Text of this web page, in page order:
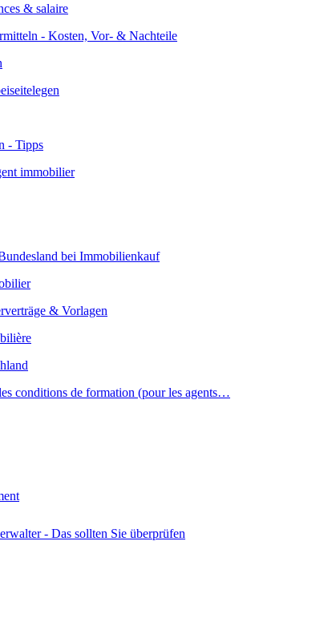
& salaire
immobilier
conditions de formation (pour les agents…